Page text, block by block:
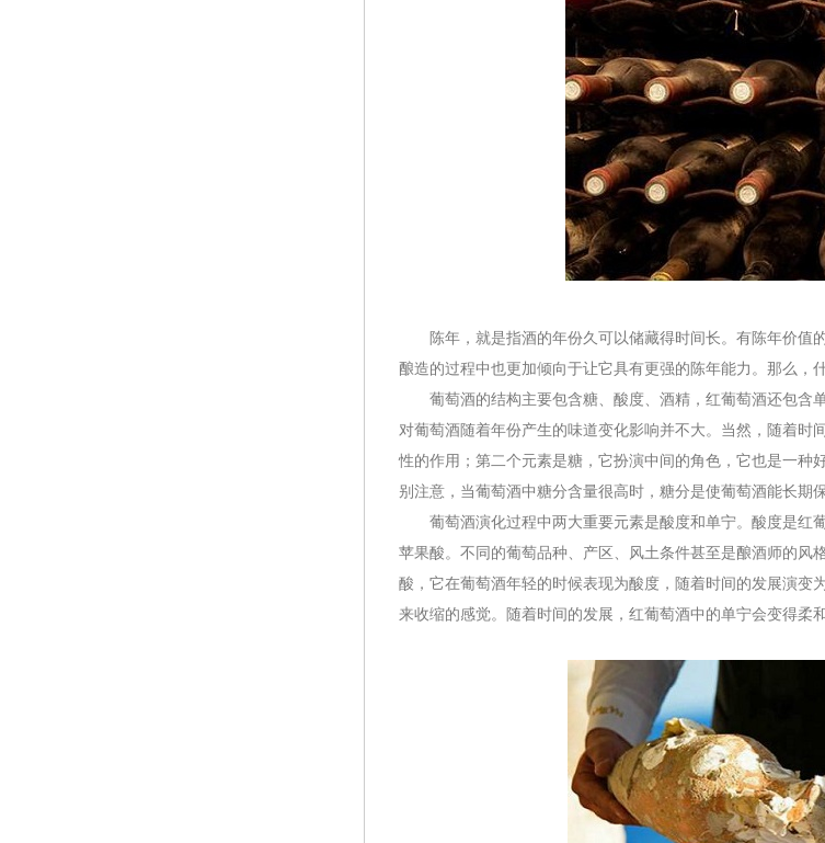
陈年，就是指酒的年份久可以储藏得时间长。有陈年价值
酿造的过程中也更加倾向于让它具有更强的陈年能力。那么，
葡萄酒的结构主要包含糖、酸度、酒精，红葡萄酒还包含
对葡萄酒随着年份产生的味道变化影响并不大。当然，随着
性的作用；第二个元素是糖，它扮演中间的角色，它也是一
别注意，当葡萄酒中糖分含量很高时，糖分是使葡萄酒能长期
葡萄酒演化过程中两大重要元素是酸度和单宁。酸度是红
苹果酸。不同的葡萄品种、产区、风土条件甚至是酿酒师的
酸，它在葡萄酒年轻的时候表现为酸度，随着时间的发展演
来收缩的感觉。随着时间的发展，红葡萄酒中的单宁会变得柔和